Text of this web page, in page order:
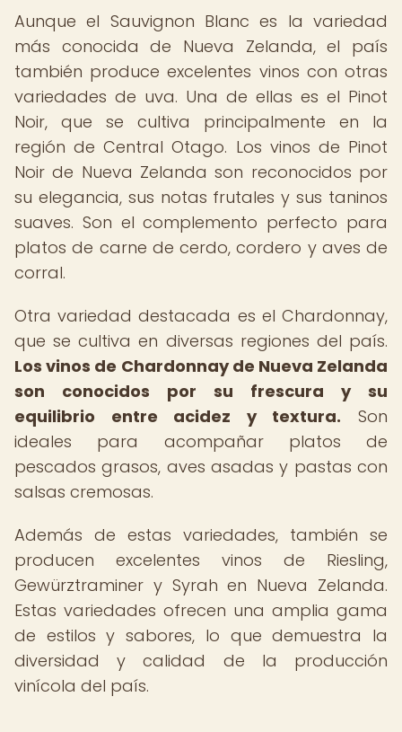
Aunque el Sauvignon Blanc es la variedad
más conocida de Nueva Zelanda, el país
también produce excelentes vinos con otras
variedades de uva. Una de ellas es el Pinot
Noir, que se cultiva principalmente en la
región de Central Otago. Los vinos de Pinot
Noir de Nueva Zelanda son reconocidos por
su elegancia, sus notas frutales y sus taninos
suaves. Son el complemento perfecto para
platos de carne de cerdo, cordero y aves de
corral.
Otra variedad destacada es el Chardonnay,
que se cultiva en diversas regiones del país.
Los vinos de Chardonnay de Nueva Zelanda
son conocidos por su frescura y su
equilibrio entre acidez y textura. Son
ideales para acompañar platos de
pescados grasos, aves asadas y pastas con
salsas cremosas.
Además de estas variedades, también se
producen excelentes vinos de Riesling,
Gewürztraminer y Syrah en Nueva Zelanda.
Estas variedades ofrecen una amplia gama
de estilos y sabores, lo que demuestra la
diversidad y calidad de la producción
vinícola del país.